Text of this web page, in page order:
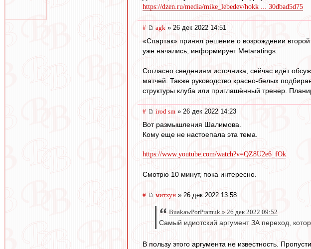
https://dzen.ru/media/mike_lebedev/hokk ... 30dbad5d75
# agk » 26 дек 2022 14:51
«Спартак» принял решение о возрождении
уже начались, информирует Metaratings.
Согласно сведениям источника, сейчас идёт
матчей. Также руководство красно-белых
структуры клуба или приглашённый тренер.
# irod sm » 26 дек 2022 14:23
Вот размышления Шалимова.
Кому еще не настоепала эта тема.
https://www.youtube.com/watch?v=QZ8U2e6_fOk
Смотрю 10 минут, пока интересно.
# митхун » 26 дек 2022 13:58
BuakawPorPramuk » 26 дек 2022 09:52
Самый идиотский аргумент ЗА переход,
В пользу этого аргумента не известность.